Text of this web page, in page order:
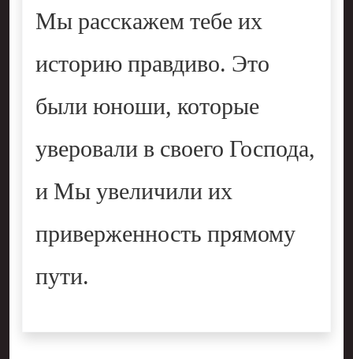
Мы расскажем тебе их
историю правдиво. Это
были юноши, которые
уверовали в своего Господа,
и Мы увеличили их
приверженность прямому
пути.